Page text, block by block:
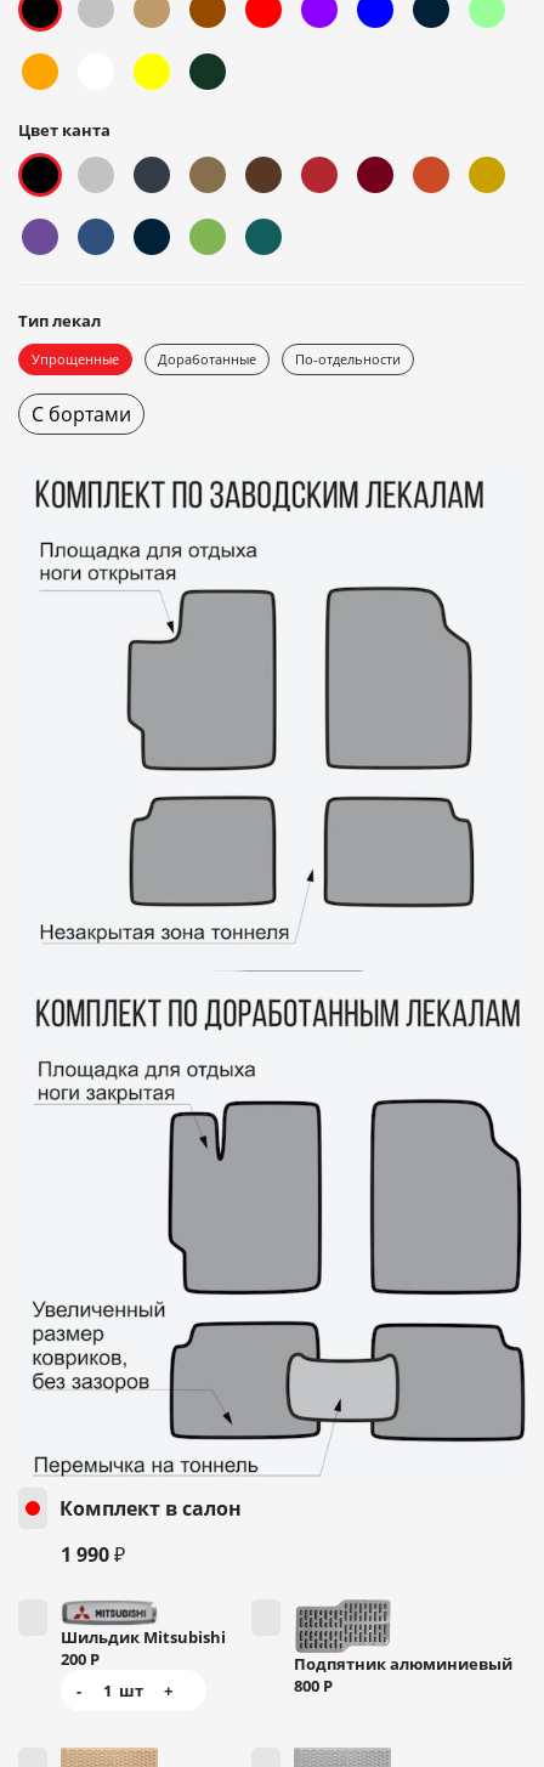
Цвет канта
Тип лекал
Упрощенные Доработанные По-отдельности
С бортами
Комплект в салон
1 990 ₽
Шильдик Mitsubishi
200 Р
-
1 шт +
Подпятник алюминиевый
800 Р